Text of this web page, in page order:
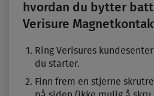
hvordan du bytter
Verisure
Ring Verisures
du starter.
Finn frem en stjerne